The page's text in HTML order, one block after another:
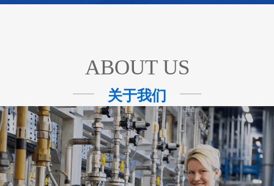
ABOUT US
关于我们